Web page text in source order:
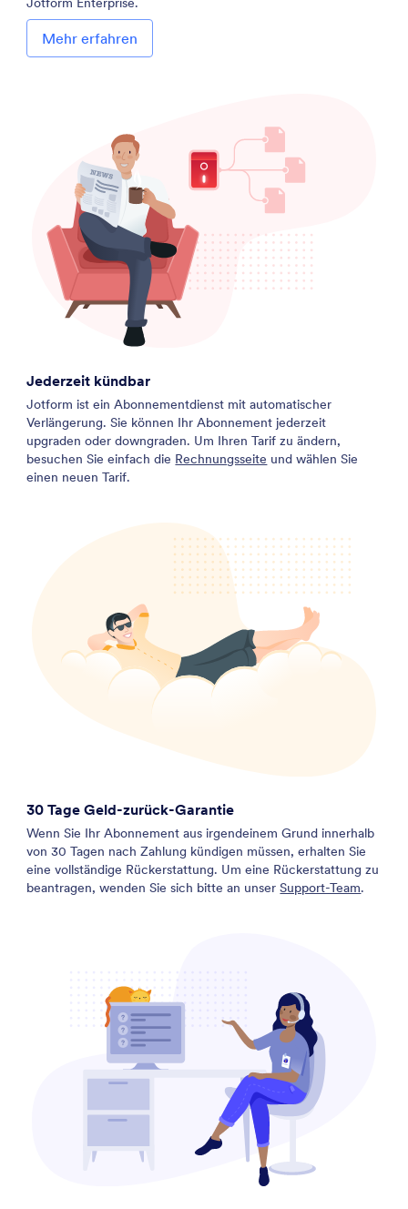
Mehr erfahren
Jederzeit kündbar
Jotform ist ein Abonnementdienst mit automatischer
Verlängerung. Sie können Ihr Abonnement jederzeit
upgraden oder downgraden. Um Ihren Tarif zu ändern,
besuchen Sie einfach die Rechnungsseite und wählen Sie
einen neuen Tarif.
30 Tage Geld-zurück-Garantie
Wenn Sie Ihr Abonnement aus irgendeinem Grund innerhalb
von 30 Tagen nach Zahlung kündigen müssen, erhalten Sie
eine vollständige Rückerstattung. Um eine Rückerstattung zu
beantragen, wenden Sie sich bitte an unserSupport-Team.